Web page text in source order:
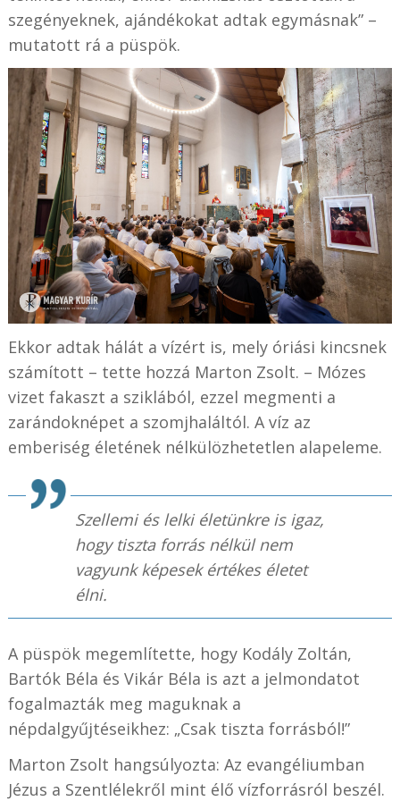
szegényeknek, ajándékokat adtak egymásnak” –
mutatott rá a püspök.
Ekkor adtak hálát a vízért is, mely óriási kincsnek
számított – tette hozzá Marton Zsolt. – Mózes
vizet fakaszt a sziklából, ezzel megmenti a
zarándoknépet a szomjhaláltól. A víz az
emberiség életének nélkülözhetetlen alapeleme.
Szellemi és lelki életünkre is igaz,
hogy tiszta forrás nélkül nem
vagyunk képesek értékes életet
élni.
A püspök megemlítette, hogy Kodály Zoltán,
Bartók Béla és Vikár Béla is azt a jelmondatot
fogalmazták meg maguknak a
népdalgyűjtéseikhez: „Csak tiszta forrásból!”
Marton Zsolt hangsúlyozta: Az evangéliumban
Jézus a Szentlélekről mint élő vízforrásról beszél.